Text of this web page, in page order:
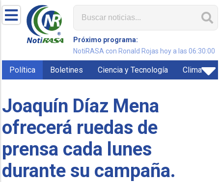
Próximo programa:
NotiRASA con Ronald Rojas hoy a las 06:30:00
Política Boletines Ciencia y Tecnología Clima
Joaquín Díaz Mena
ofrecerá ruedas de
prensa cada lunes
durante su campaña.